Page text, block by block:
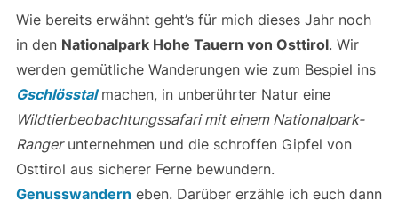
Wie bereits erwähnt geht’s für mich dieses Jahr noch
in den Nationalpark Hohe Tauern von Osttirol. Wir
werden gemütliche Wanderungen wie zum Bespiel ins
Gschlösstalmachen, in unberührter Natur eine
Wildtierbeobachtungssafari mit einem Nationalpark-
Rangerunternehmen und die schroffen Gipfel von
Osttirol aus sicherer Ferne bewundern.
Genusswandern eben. Darüber erzähle ich euch dann